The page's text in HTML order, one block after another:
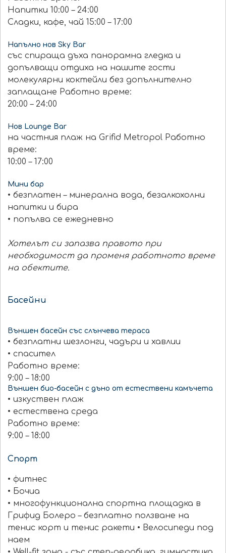
Напитки 10:00 – 24:00
Сладки, кафе, чай 15:00 – 17:00
Напълно нов Sky Bar
със спираща дъха панорамна гледка и
допълващи отдиха на нашите гости
молекулярни коктейли без допълнително
заплащане Работно време:
20:00 – 24:00
Нов Lounge Bar
на частния плаж на Grifid Metropol Работно
време:
10:00 – 17:00
Мини бар
• безплатен – минерална вода, безалкохолни
напитки и бира
• попълва се ежедневно
Хотелът си запазва правото при
необходимост да променя работното време
на обектите.
Басейни
Външен басейн със слънчева тераса
• безплатни шезлонги, чадъри и хавлии
• спасител
Работно време:
9:00 – 18:00
Външен био-басейн с дъно от естествени камъчета
• изкуствен плаж
• естествена среда
Работно време:
9:00 – 18:00
Спорт
• фитнес
• Бочиа
• многофункционална спортна площадка в
Грифид Болеро – безплатно ползване на
тенис корт и тенис ракети • Велосипеди под
наем